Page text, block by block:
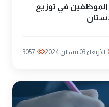
الموظفين في توزيع
الأربعاء 03 نيسان 2024 3057